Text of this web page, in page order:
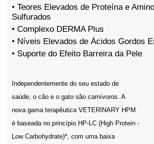
• Teores Elevados de Proteína e
Sulfurados
• Complexo DERMA Plus
• Níveis Elevados de Ácidos Gordos
• Suporte do Efeito Barreira da Pele
Independentemente do seu estado de
saúde, o cão e o gato são carnívoros. A
nova gama terapêutica VETERINARY HPM
é baseada no princípio HP-LC (High Protein -
Low Carbohydrate)*, com uma baixa